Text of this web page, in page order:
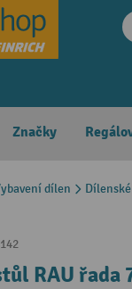
navigation
Značky
dílen
RAU řada